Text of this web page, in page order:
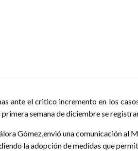
ante el critico incremento en los
semana de diciembre se
Gómez,envió una comunicación al
la adopción de medidas que